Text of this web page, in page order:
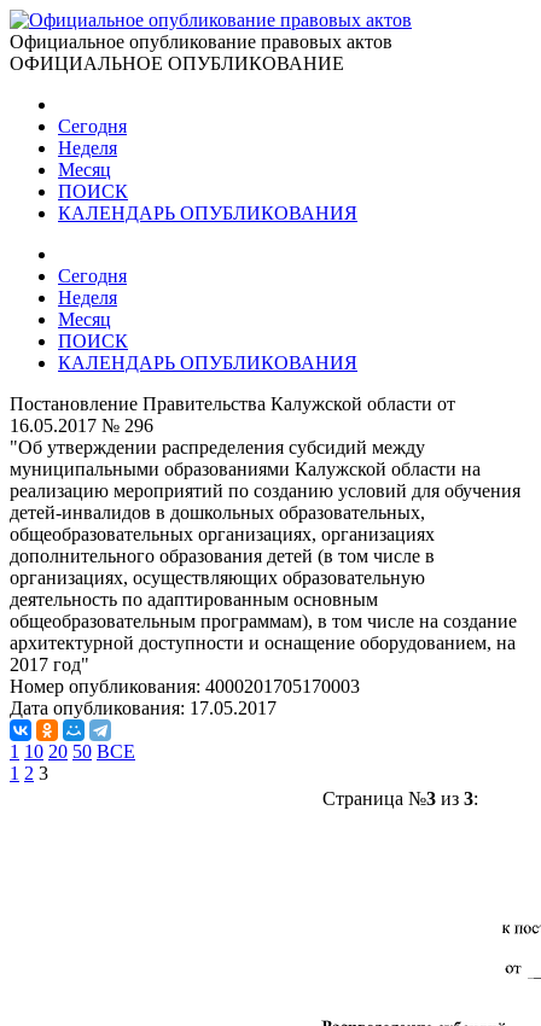
Официальное опубликование правовых актов
ОФИЦИАЛЬНОЕ ОПУБЛИКОВАНИЕ
Сегодня
Неделя
Месяц
ПОИСК
КАЛЕНДАРЬ ОПУБЛИКОВАНИЯ
Сегодня
Неделя
Месяц
ПОИСК
КАЛЕНДАРЬ ОПУБЛИКОВАНИЯ
Постановление Правительства Калужской области от
16.05.2017 № 296
"Об утверждении распределения субсидий между
муниципальными образованиями Калужской области на
реализацию мероприятий по созданию условий для обучения
детей-инвалидов в дошкольных образовательных,
общеобразовательных организациях, организациях
дополнительного образования детей (в том числе в
организациях, осуществляющих образовательную
деятельность по адаптированным основным
общеобразовательным программам), в том числе на создание
архитектурной доступности и оснащение оборудованием, на
2017 год"
Номер опубликования: 4000201705170003
Дата опубликования: 17.05.2017
1 10 20 50 ВСЕ
1 2 3
Страница №3из 3: